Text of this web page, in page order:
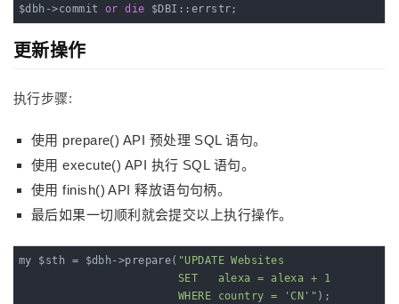
$dbh->commit or die $DBI::errstr;
更新操作
执行步骤:
使用 prepare() API 预处理 SQL 语句。
使用 execute() API 执行 SQL 语句。
使用 finish() API 释放语句句柄。
最后如果一切顺利就会提交以上执行操作。
my $sth = $dbh->prepare( "UPDATE Websites
                        WHERE country = 'CN'"
);